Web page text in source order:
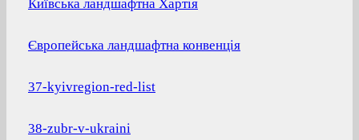
Київська ландшафтна Хартія
Європейська ландшафтна конвенція
37-kyivregion-red-list
38-zubr-v-ukraini